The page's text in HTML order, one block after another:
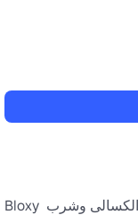
جئت إلى هنا لمحاربة الكسالى وشرب Bloxy